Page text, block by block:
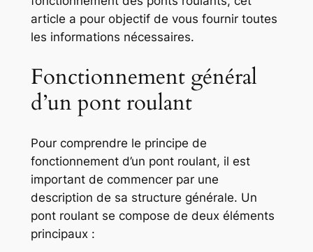
article a pour objectif de vous fournir toutes
les informations nécessaires.
Fonctionnement général
d’un pont roulant
Pour comprendre le principe de
fonctionnement d’un pont roulant, il est
important de commencer par une
description de sa structure générale. Un
pont roulant se compose de deux éléments
principaux :